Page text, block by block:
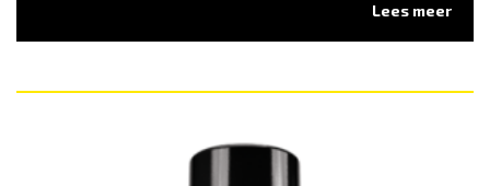
Lees meer